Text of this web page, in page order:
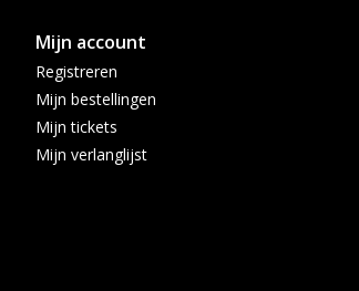
Mijn account
Registreren
Mijn bestellingen
Mijn tickets
Mijn verlanglijst